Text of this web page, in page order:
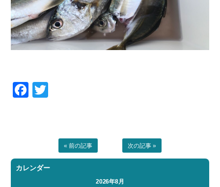
Facebook
« 前の記事 次の記事 »
カレンダー
2026年8月